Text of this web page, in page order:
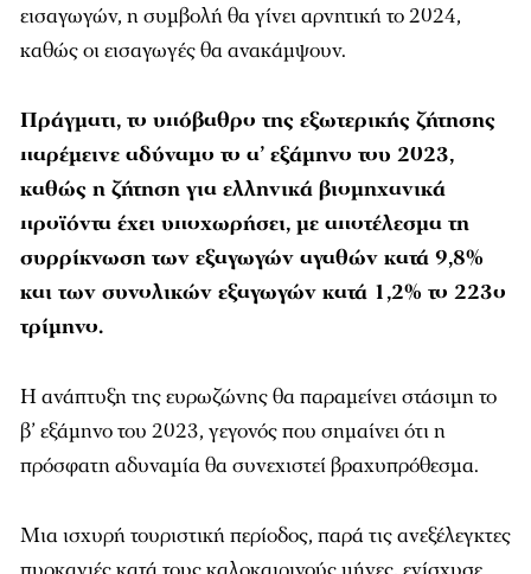
εισαγωγών, η συμβολή θα γίνει αρνητική το 2024,
καθώς οι εισαγωγές θα ανακάμψουν.
Πράγματι, το υπόβαθρο της εξωτερικής ζήτησης
παρέμεινε αδύναμο το α’ εξάμηνο του 2023,
καθώς η ζήτηση για ελληνικά βιομηχανικά
προϊόντα έχει υποχωρήσει, με αποτέλεσμα τη
συρρίκνωση των εξαγωγών αγαθών κατά 9,8%
και των συνολικών εξαγωγών κατά 1,2% το 223ο
τρίμηνο.
Η ανάπτυξη της ευρωζώνης θα παραμείνει στάσιμη το
β’ εξάμηνο του 2023, γεγονός που σημαίνει ότι η
πρόσφατη αδυναμία θα συνεχιστεί βραχυπρόθεσμα.
Μια ισχυρή τουριστική περίοδος, παρά τις ανεξέλεγκτες